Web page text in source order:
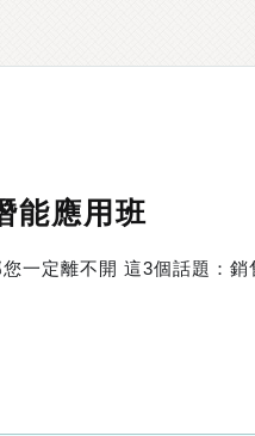
能應用班
一定離不開 這3個話題：